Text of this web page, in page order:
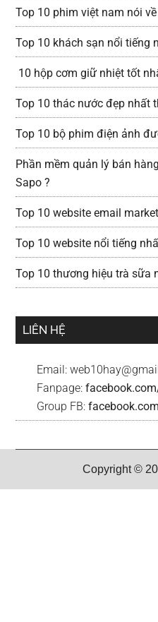
Top 10 phim việt nam nói
Top 10 khách sạn nổi tiếng
10 hộp cơm giữ nhiệt tốt
Top 10 thác nước đẹp nhất
Top 10 bộ phim điện ảnh
Phần mềm quản lý bán
Sapo ?
Top 10 website email
Top 10 website nổi tiếng
Top 10 thương hiệu trà sữa
LIÊN HỆ
Email:
Fanpage:
Group FB:
Copyright ©